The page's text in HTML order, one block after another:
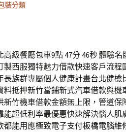
裝分類
級餐廳包車9點 47分 46秒體驗名
製西服獨特魅力借款快速客戶流程
長族群專屬個人健康計畫台北健檢
料抵押新竹當鋪新式汽車借款與機
新竹機車借款金額無上限，管道保
能超低利率最優惠快速解決惱人肌
都能用應極致電子支付板橋電腦維